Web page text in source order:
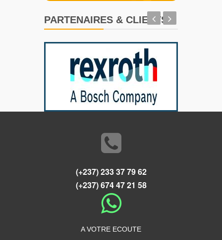
PARTENAIRES & CLIENTS
(+237) 233 37 79 62
(+237) 674 47 21 58
A VOTRE ECOUTE